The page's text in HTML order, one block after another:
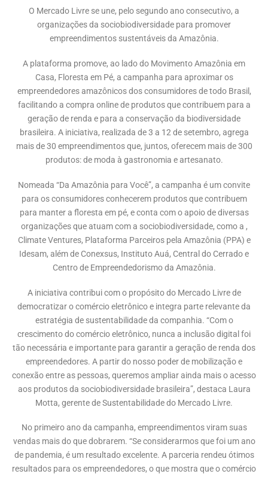
O Mercado Livre se une, pelo segundo ano consecutivo, a
organizações da sociobiodiversidade para promover
empreendimentos sustentáveis da Amazônia.
A plataforma promove, ao lado do Movimento Amazônia em
Casa, Floresta em Pé, a campanha para aproximar os
empreendedores amazônicos dos consumidores de todo Brasil,
facilitando a compra online de produtos que contribuem para a
geração de renda e para a conservação da biodiversidade
brasileira. A iniciativa, realizada de 3 a 12 de setembro, agrega
mais de 30 empreendimentos que, juntos, oferecem mais de 300
produtos: de moda à gastronomia e artesanato.
Nomeada “Da Amazônia para Você”, a campanha é um convite
para os consumidores conhecerem produtos que contribuem
para manter a floresta em pé, e conta com o apoio de diversas
organizações que atuam com a sociobiodiversidade, como a ,
Climate Ventures, Plataforma Parceiros pela Amazônia (PPA) e
Idesam, além de Conexsus, Instituto Auá, Central do Cerrado e
Centro de Empreendedorismo da Amazônia.
A iniciativa contribui com o propósito do Mercado Livre de
democratizar o comércio eletrônico e integra parte relevante da
estratégia de sustentabilidade da companhia. “Com o
crescimento do comércio eletrônico, nunca a inclusão digital foi
tão necessária e importante para garantir a geração de renda dos
empreendedores. A partir do nosso poder de mobilização e
conexão entre as pessoas, queremos ampliar ainda mais o acesso
aos produtos da sociobiodiversidade brasileira”, destaca Laura
Motta, gerente de Sustentabilidade do Mercado Livre.
No primeiro ano da campanha, empreendimentos viram suas
vendas mais do que dobrarem. “Se considerarmos que foi um ano
de pandemia, é um resultado excelente. A parceria rendeu ótimos
resultados para os empreendedores, o que mostra que o comércio